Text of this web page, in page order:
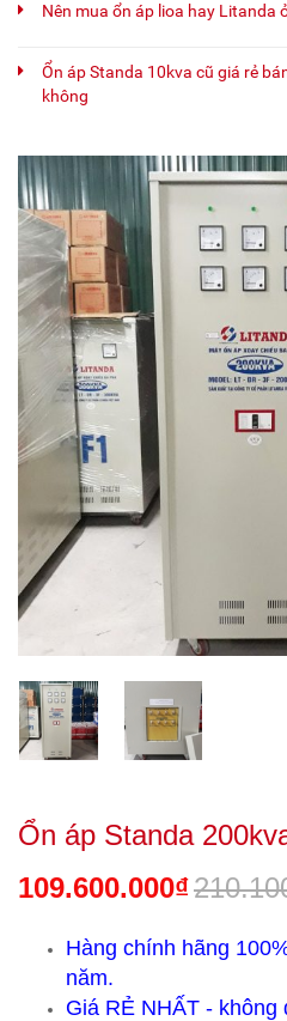
Nên mua ổn áp lioa hay Litanda
Ổn áp Standa 10kva cũ giá rẻ
không
Ổn áp Standa
109.600.000₫
Hàng chính hãng
năm.
Giá RẺ NHẤT - không